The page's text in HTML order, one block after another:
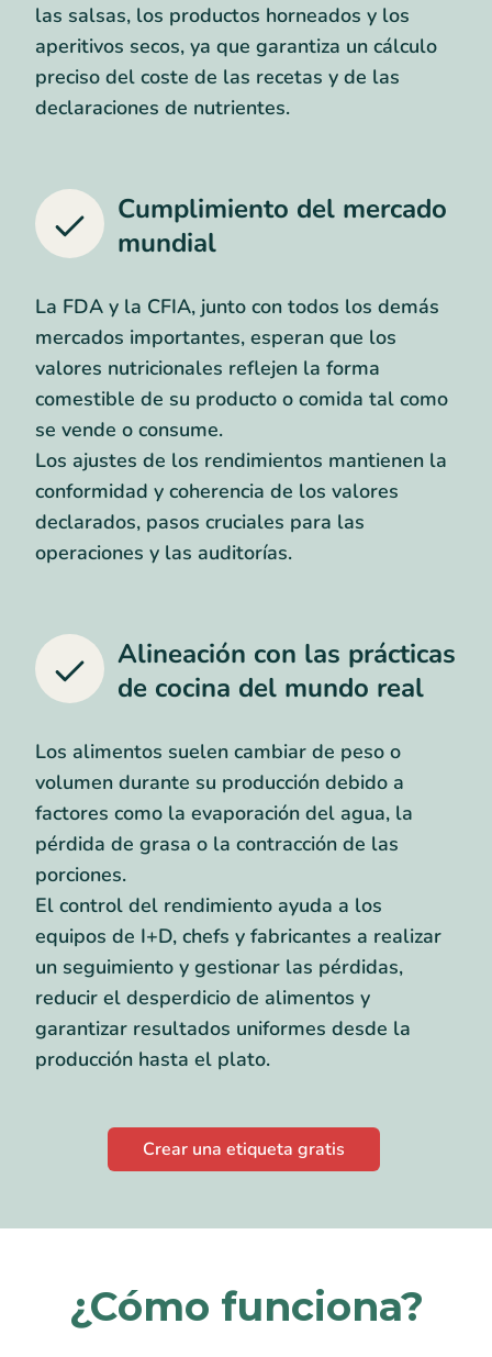
las salsas, los productos horneados y los
aperitivos secos, ya que garantiza un cálculo
preciso del coste de las recetas y de las
declaraciones de nutrientes.
Cumplimiento del mercado
mundial
La FDA y la CFIA, junto con todos los demás
mercados importantes, esperan que los
valores nutricionales reflejen la forma
comestible de su producto o comida tal como
se vende o consume.
Los ajustes de los rendimientos mantienen la
conformidad y coherencia de los valores
declarados, pasos cruciales para las
operaciones y las auditorías.
Alineación con las prácticas
de cocina del mundo real
Los alimentos suelen cambiar de peso o
volumen durante su producción debido a
factores como la evaporación del agua, la
pérdida de grasa o la contracción de las
porciones.
El control del rendimiento ayuda a los
equipos de I+D, chefs y fabricantes a realizar
un seguimiento y gestionar las pérdidas,
reducir el desperdicio de alimentos y
garantizar resultados uniformes desde la
producción hasta el plato.
Crear una etiqueta gratis
¿Cómo funciona?